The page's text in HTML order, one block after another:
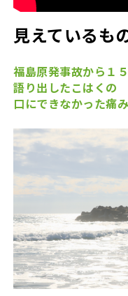
見えているも
福島原発事故から１
語り出したこはく の
口にできなかった痛